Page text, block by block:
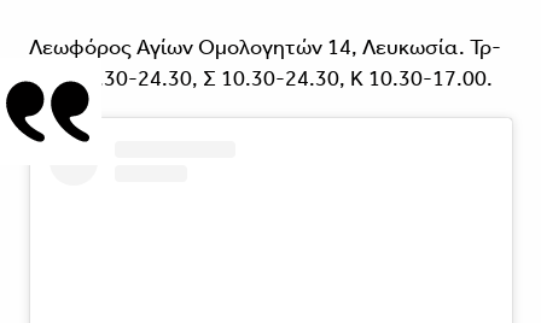
Λεωφόρος Αγίων Ομολογητών 14, Λευκωσία. Τρ-
Παρ 17.30-24.30, Σ 10.30-24.30, Κ 10.30-17.00.